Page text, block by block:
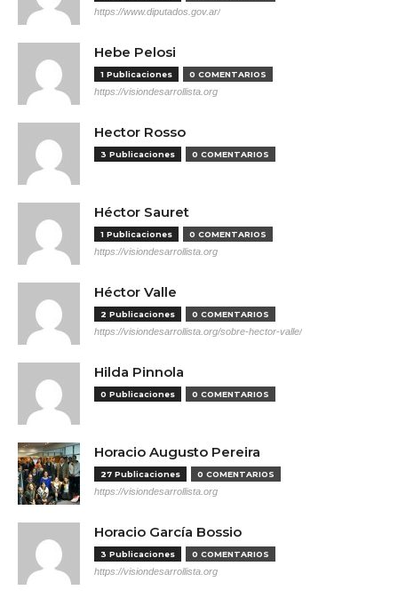
https://www.diputados.gov.ar/
Hebe Pelosi
1 Publicaciones 0 COMENTARIOS
https://visiondesarrollista.org
Hector Rosso
3 Publicaciones 0 COMENTARIOS
Héctor Sauret
1 Publicaciones 0 COMENTARIOS
https://visiondesarrollista.org
Héctor Valle
2 Publicaciones 0 COMENTARIOS
https://visiondesarrollista.org/sobre-hector-valle/
Hilda Pinnola
0 Publicaciones 0 COMENTARIOS
Horacio Augusto Pereira
27 Publicaciones 0 COMENTARIOS
https://visiondesarrollista.org
Horacio García Bossio
3 Publicaciones 0 COMENTARIOS
https://visiondesarrollista.org